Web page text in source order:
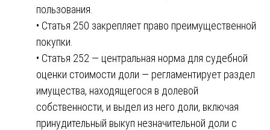
пользования.
• Статья 250 закрепляет право преимущественной
покупки.
• Статья 252 — центральная норма для судебной
оценки стоимости доли — регламентирует раздел
имущества, находящегося в долевой
собственности, и выдел из него доли, включая
принудительный выкуп незначительной доли с